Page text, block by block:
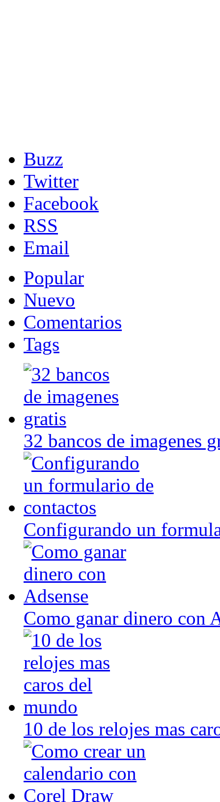
Buzz
Twitter
Facebook
RSS
Email
Popular
Nuevo
Comentarios
Tags
32 bancos de imagenes
Configurando un
Como ganar dinero con
10 de los relojes mas